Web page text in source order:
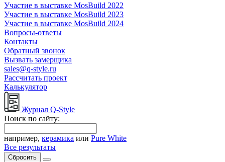
Участие в выставке MosBuild 2022
Участие в выставке MosBuild 2023
Участие в выставке MosBuild 2024
Вопросы-ответы
Контакты
Обратный звонок
Вызвать замерщика
sales@q-style.ru
Рассчитать проект
Калькулятор
Журнал Q-Style
Поиск по сайту:
например, керамика или Pure White
Все результаты
Сбросить